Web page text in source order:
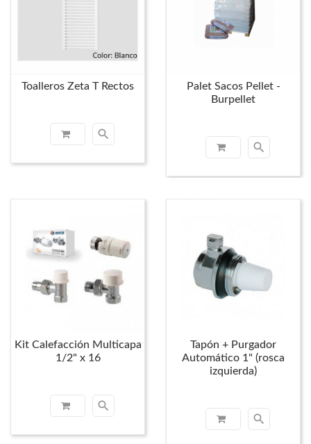
Toalleros Zeta T Rectos
search
Palet Sacos Pellet -
Burpellet
search
Kit Calefacción Multicapa
1/2" x 16
search
Tapón + Purgador
Automático 1" (rosca
izquierda)
search